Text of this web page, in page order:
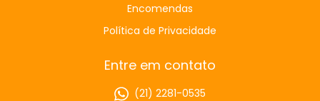
Encomendas
Política de Privacidade
Entre em contato
(21) 2281-0535